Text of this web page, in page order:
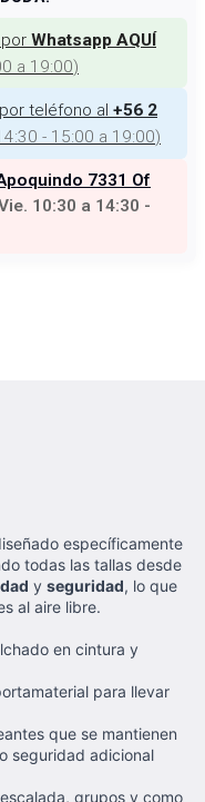
Whatsapp AQUÍ
a 19:00)
teléfono al +56 2
- 15:00 a 19:00)
7331 Of
10:30 a 14:30 -
específicamente
todas las tallas desde
y seguridad, lo que
al aire libre.
en cintura y
para llevar
que se mantienen
seguridad adicional
grupos y como